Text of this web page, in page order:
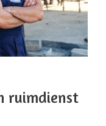
ruimdienst